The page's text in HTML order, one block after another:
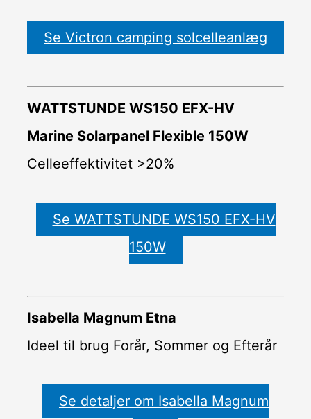
Se Victron camping solcelleanlæg
WATTSTUNDE WS150 EFX-HV
Marine Solarpanel Flexible 150W
Celleeffektivitet >20%
Se WATTSTUNDE WS150 EFX-HV
150W
Isabella Magnum Etna
Ideel til brug Forår, Sommer og Efterår
Se detaljer om Isabella Magnum